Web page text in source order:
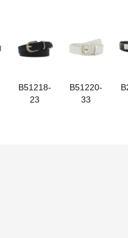
B51218-
23
B51220-
33